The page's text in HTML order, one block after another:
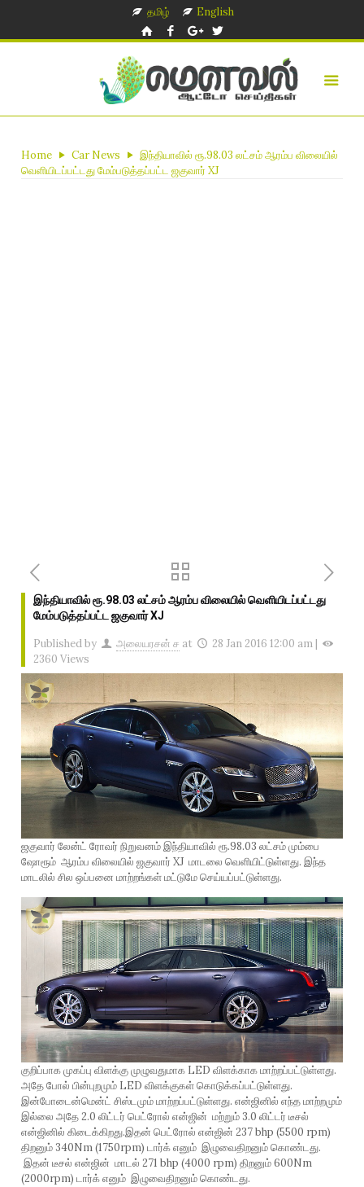
தமிழ் English
Home Car News
இந்தியாவில் ரூ.98.03 லட்சம் ஆரம்ப விலையில்
வெளியிடப்பட்டது மேம்படுத்தப்பட்ட ஜகுவார் XJ
இந்தியாவில் ரூ.98.03 லட்சம் ஆரம்ப விலையில் வெளியிடப்பட்டது
மேம்படுத்தப்பட்ட ஜகுவார் XJ
Published by அலையரசன் ச at 28 Jan 2016 12:00 am |
2360 Views
ஜகுவார் லேன்ட் ரோவர் நிறுவனம் இந்தியாவில் ரூ.98.03 லட்சம் மும்பை
ஷோரூம் ஆரம்ப விலையில் ஜகுவார் XJ மாடலை வெளியிட்டுள்ளது. இந்த
மாடலில் சில ஒப்பனை மாற்றங்கள் மட்டுமே செய்யப்பட்டுள்ளது.
குறிப்பாக முகப்பு விளக்கு முழுவதுமாக LED விளக்காக மாற்றப்பட்டுள்ளது.
அதே போல் பின்புறமும் LED விளக்குகள் கொடுக்கப்பட்டுள்ளது.
இன்போடைன்மென்ட் சிஸ்டமும் மாற்றப்பட்டுள்ளது. என்ஜினில் எந்த மாற்றமும்
இல்லை அதே 2.0 லிட்டர் பெட்ரோல் என்ஜின் மற்றும் 3.0 லிட்டர் டீசல்
என்ஜினில் கிடைக்கிறது.இதன் பெட்ரோல் என்ஜின் 237 bhp (5500 rpm)
திறனும் 340Nm (1750rpm) டார்க் எனும் இழுவைதிறனும் கொண்டது.
இதன் டீசல் என்ஜின் மாடல் 271 bhp (4000 rpm) திறனும் 600Nm
(2000rpm) டார்க் எனும் இழுவைதிறனும் கொண்டது.